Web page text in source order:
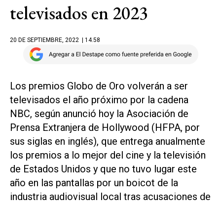
televisados en 2023
20 DE SEPTIEMBRE, 2022 | 14.58
Los premios Globo de Oro volverán a ser
televisados el año próximo por la cadena
NBC, según anunció hoy la Asociación de
Prensa Extranjera de Hollywood (HFPA, por
sus siglas en inglés), que entrega anualmente
los premios a lo mejor del cine y la televisión
de Estados Unidos y que no tuvo lugar este
año en las pantallas por un boicot de la
industria audiovisual local tras acusaciones de